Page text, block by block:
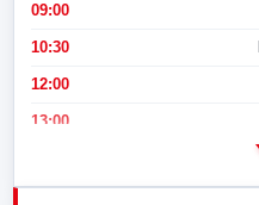
09:00
10:30
12:00
13:00